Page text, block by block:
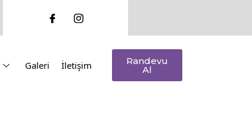
Galeri İletişim Randevu
Al